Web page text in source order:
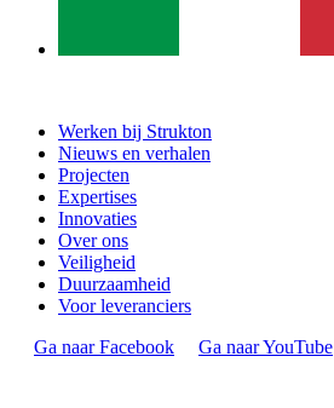
Werken bij Strukton
Nieuws en verhalen
Projecten
Expertises
Innovaties
Over ons
Veiligheid
Duurzaamheid
Voor leveranciers
Ga naar Facebook
Ga naar YouTube